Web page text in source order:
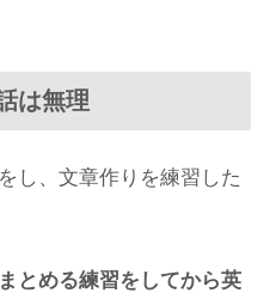
は無理
し、文章作りを練習した
とめる練習をしてから英